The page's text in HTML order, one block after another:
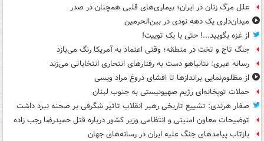
علل مرگ زنان در ایران؛ بیماری‌های قلبی همچنان در صدر
میدان‌داری یک دهه نودی در بین‌الحرمین
از غزه بگویید...! حتی با یک توییت!
جنگ تاج و تخت در منطقه؛ وقتی اعتماد به آمریکا رنگ می‌بازد
رسانه عبری: نتانیاهو دست به رفتارهای انتحاری انتخاباتی می‌زند
از مظلوم‌نمایی براندازها تا افشای دروغ مراد ویسی
حملات توپخانه‌ای رژیم صهیونیستی به جنوب لبنان
صفار هرندی: تشییع تاریخی رهبر انقلاب تاثیر شگرفی بر صحنه نبرد داشت
توضیحات معاون امنیتی و انتظامی وزیر کشور درباره قتل حمیدرضا رجب زاده
بازتاب پیامدهای جنگ علیه ایران در رسانه‌های جهان